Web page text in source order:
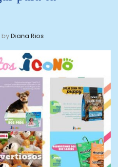
byDiana Rios